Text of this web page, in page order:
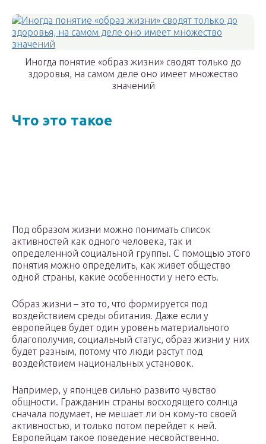
Иногда понятие «образ жизни» сводят только до
здоровья, на самом деле оно имеет множество
значений
Что это такое
Под образом жизни можно понимать список
активностей как одного человека, так и
определенной социальной группы. С помощью этого
понятия можно определить, как живет общество
одной страны, какие особенности у него есть.
Образ жизни – это то, что формируется под
воздействием среды обитания. Даже если у
европейцев будет один уровень материального
благополучия, социальный статус, образ жизни у них
будет разным, потому что люди растут под
воздействием национальных установок.
Например, у японцев сильно развито чувство
общности. Гражданин страны восходящего солнца
сначала подумает, не мешает ли он кому-то своей
активностью, и только потом перейдет к ней.
Европейцам такое поведение несвойственно.